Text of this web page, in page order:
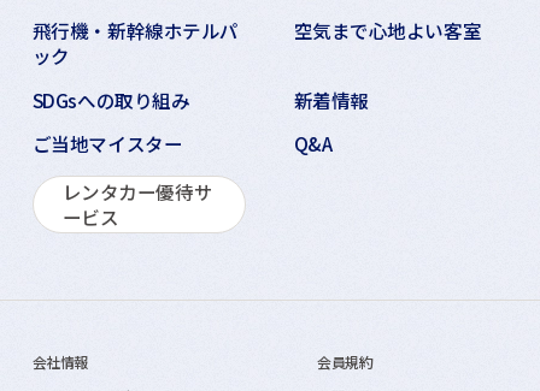
飛行機・新幹線ホテルパ
ック
空気まで心地よい客室
SDGsへの取り組み
新着情報
ご当地マイスター
Q&A
レンタカー優待サ
ービス
会社情報
会員規約